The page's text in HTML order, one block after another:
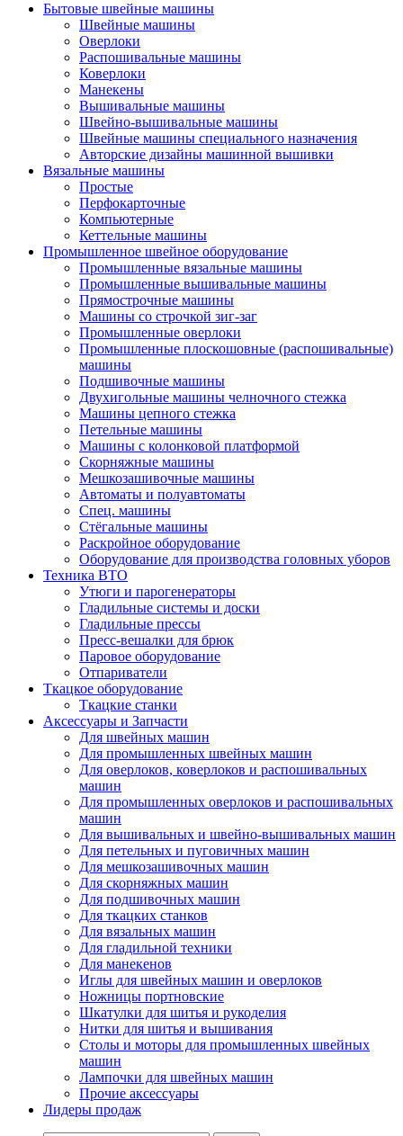
Бытовые швейные машины
Швейные машины
Оверлоки
Распошивальные машины
Коверлоки
Манекены
Вышивальные машины
Швейно-вышивальные машины
Швейные машины специального назначения
Авторские дизайны машинной вышивки
Вязальные машины
Простые
Перфокарточные
Компьютерные
Кеттельные машины
Промышленное швейное оборудование
Промышленные вязальные машины
Промышленные вышивальные машины
Прямострочные машины
Машины со строчкой зиг-заг
Промышленные оверлоки
Промышленные плоскошовные (распошивальные)
машины
Подшивочные машины
Двухигольные машины челночного стежка
Машины цепного стежка
Петельные машины
Машины с колонковой платформой
Cкорняжные машины
Мешкозашивочные машины
Автоматы и полуавтоматы
Спец. машины
Стёгальные машины
Раскройное оборудование
Оборудование для производства головных уборов
Техника ВТО
Утюги и парогенераторы
Гладильные системы и доски
Гладильные прессы
Пресс-вешалки для брюк
Паровое оборудование
Отпариватели
Ткацкое оборудование
Ткацкие станки
Аксессуары и Запчасти
Для швейных машин
Для промышленных швейных машин
Для оверлоков, коверлоков и распошивальных
машин
Для промышленных оверлоков и распошивальных
машин
Для вышивальных и швейно-вышивальных машин
Для петельных и пуговичных машин
Для мешкозашивочных машин
Для скорняжных машин
Для подшивочных машин
Для ткацких станков
Для вязальных машин
Для гладильной техники
Для манекенов
Иглы для швейных машин и оверлоков
Ножницы портновские
Шкатулки для шитья и рукоделия
Нитки для шитья и вышивания
Столы и моторы для промышленных швейных
машин
Лампочки для швейных машин
Прочие аксессуары
Лидеры продаж